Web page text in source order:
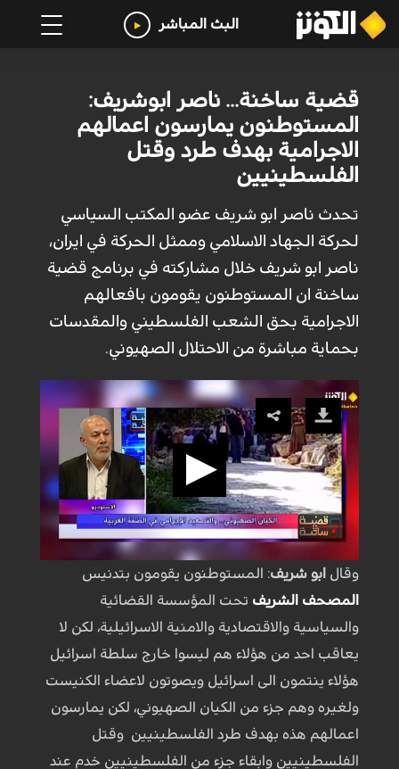
البث المباشر
قضية ساخنة... ناصر ابوشريف:
المستوطنون يمارسون اعمالهم
الاجرامية بهدف طرد وقتل
الفلسطينيين
تحدث ناصر ابو شريف عضو المكتب السياسي
لحركة الجهاد الاسلامي وممثل الحركة في ايران،
ناصر ابو شريف خلال مشاركته في برنامج قضية
ساخنة ان المستوطنون يقومون بافعالهم
الاجرامية بحق الشعب الفلسطيني والمقدسات
بحماية مباشرة من الاحتلال الصهيوني.
وقال ابو شريف: المستوطنون يقومون بتدنيس
المصحف الشريف تحت المؤسسة القضائية
والسياسية والاقتصادية والامنية الاسرائيلية، لكن لا
يعاقب احد من هؤلاء هم ليسوا خارج سلطة اسرائيل
هؤلاء ينتمون الى اسرائيل ويصوتون لاعضاء الكنيست
ولغيره وهم جزء من الكيان الصهيوني، لكن يمارسون
اعمالهم هذه بهدف طرد الفلسطينيين وقتل
الفلسطينيين وابقاء جزء من الفلسطينيين خدم عند